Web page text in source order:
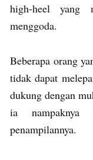
high-heel yang
menggoda.
Beberapa orang
tidak dapat
dukung dengan
ia nampaknya
penampilannya.